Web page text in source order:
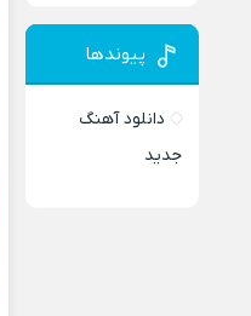
پیوندها
دانلود آهنگ
جدید